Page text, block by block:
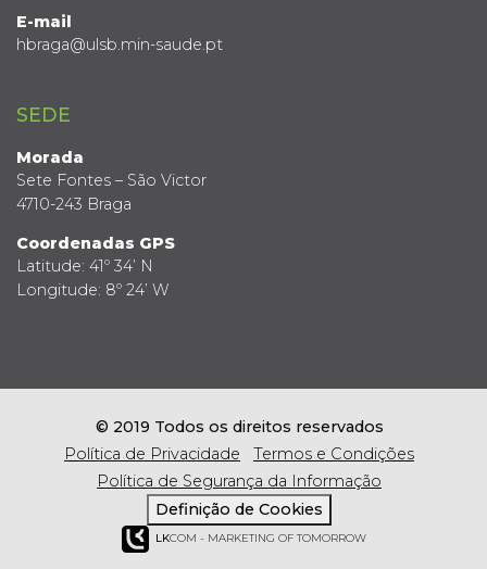
E-mail
hbraga@ulsb.min-saude.pt
SEDE
Morada
Sete Fontes – São Victor
4710-243 Braga
Coordenadas GPS
Latitude: 41º 34’ N
Longitude: 8º 24’ W
© 2019 Todos os direitos reservados
Política de Privacidade
Termos e Condições
Política de Segurança da Informação
Definição de Cookies
LKCOM - MARKETING OF TOMORROW